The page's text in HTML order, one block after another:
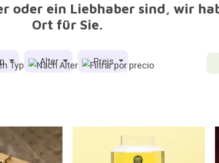
oder ein Liebhaber sind, wir
Ort für Sie.
Alter Preis